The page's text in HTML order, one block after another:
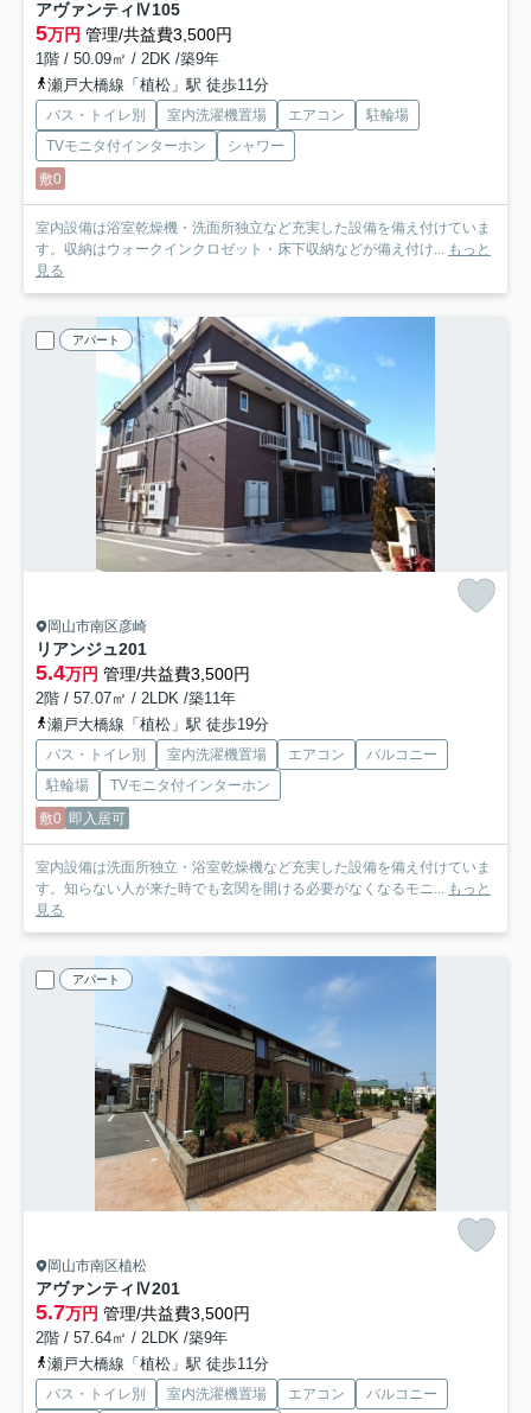
アヴァンティⅣ105
5万円 管理/共益費3,500円
1階 / 50.09㎡ / 2DK /築9年
瀬戸大橋線「植松」駅 徒歩11分
バス・トイレ別 室内洗濯機置場 エアコン
駐輪場
TVモニタ付インターホン
シャワー
敷0
室内設備は浴室乾燥機・洗面所独立など充実した設備を備え付けていま
す。収納はウォークインクロゼット・床下収納などが備え付け... もっと
見る
アパート
岡山市南区彦崎
リアンジュ201
5.4万円 管理/共益費3,500円
2階 / 57.07㎡ / 2LDK /築11年
瀬戸大橋線「植松」駅 徒歩19分
バス・トイレ別 室内洗濯機置場 エアコン
バルコニー
駐輪場
TVモニタ付インターホン
敷0 即入居可
室内設備は洗面所独立・浴室乾燥機など充実した設備を備え付けていま
す。知らない人が来た時でも玄関を開ける必要がなくなるモニ... もっと
見る
アパート
岡山市南区植松
アヴァンティⅣ201
5.7万円 管理/共益費3,500円
2階 / 57.64㎡ / 2LDK /築9年
瀬戸大橋線「植松」駅 徒歩11分
バス・トイレ別 室内洗濯機置場 エアコン
バルコニー